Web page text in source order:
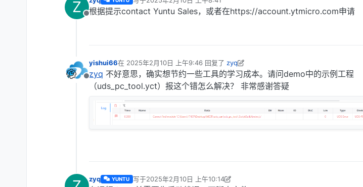
Z
离线
最后由 编辑
根据提示contact Yuntu Sales，或者在https://account.ytmicro.com申请
离线
yishui66在 2025年2月10日 上午9:46 回复了 zyq
最后由 yishui66 编辑 2025年2月10日 下午5:46
zyq 不好意思，确实想节约一些工具的学习成本。请问demo中的示例工程
（uds_pc_tool.yct）报这个错怎么解决？ 非常感谢答疑
zyq YUNTU 写于2025年2月10日 上午10:14
最后由 zyq 编辑2025年2月10日 下午6:14